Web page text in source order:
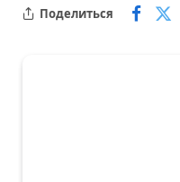
Поделиться